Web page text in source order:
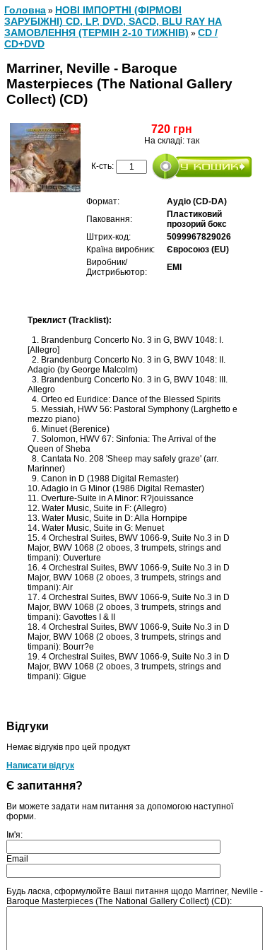
Головна » НОВІ ІМПОРТНІ (ФІРМОВІ
ЗАРУБІЖНІ) CD, LP, DVD, SACD, BLU RAY НА
ЗАМОВЛЕННЯ (ТЕРМІН 2-10 ТИЖНІВ) » CD /
CD+DVD
Marriner, Neville - Baroque
Masterpieces (The National Gallery
Collect) (CD)
720 грн
На складі: так
К-сть:
Формат:
Аудіо (CD-DA)
Паковання:
Пластиковий
прозорий бокс
Штрих-код:
5099967829026
Країна виробник:
Євросоюз (EU)
Виробник/
Дистрибьютор:
EMI
Треклист (Tracklist):
1. Brandenburg Concerto No. 3 in G, BWV 1048: I.
[Allegro]
2. Brandenburg Concerto No. 3 in G, BWV 1048: II.
Adagio (by George Malcolm)
3. Brandenburg Concerto No. 3 in G, BWV 1048: III.
Allegro
4. Orfeo ed Euridice: Dance of the Blessed Spirits
5. Messiah, HWV 56: Pastoral Symphony (Larghetto e
mezzo piano)
6. Minuet (Berenice)
7. Solomon, HWV 67: Sinfonia: The Arrival of the
Queen of Sheba
8. Cantata No. 208 'Sheep may safely graze' (arr.
Marinner)
9. Canon in D (1988 Digital Remaster)
10. Adagio in G Minor (1986 Digital Remaster)
11. Overture-Suite in A Minor: R?jouissance
12. Water Music, Suite in F: (Allegro)
13. Water Music, Suite in D: Alla Hornpipe
14. Water Music, Suite in G: Menuet
15. 4 Orchestral Suites, BWV 1066-9, Suite No.3 in D
Major, BWV 1068 (2 oboes, 3 trumpets, strings and
timpani): Ouverture
16. 4 Orchestral Suites, BWV 1066-9, Suite No.3 in D
Major, BWV 1068 (2 oboes, 3 trumpets, strings and
timpani): Air
17. 4 Orchestral Suites, BWV 1066-9, Suite No.3 in D
Major, BWV 1068 (2 oboes, 3 trumpets, strings and
timpani): Gavottes I & II
18. 4 Orchestral Suites, BWV 1066-9, Suite No.3 in D
Major, BWV 1068 (2 oboes, 3 trumpets, strings and
timpani): Bourr?e
19. 4 Orchestral Suites, BWV 1066-9, Suite No.3 in D
Major, BWV 1068 (2 oboes, 3 trumpets, strings and
timpani): Gigue
Відгуки
Немає відгуків про цей продукт
Написати відгук
Є запитання?
Ви можете задати нам питання за допомогою наступної
форми.
Ім'я:
Email
Будь ласка, сформулюйте Ваші питання щодо Marriner, Neville -
Baroque Masterpieces (The National Gallery Collect) (CD):